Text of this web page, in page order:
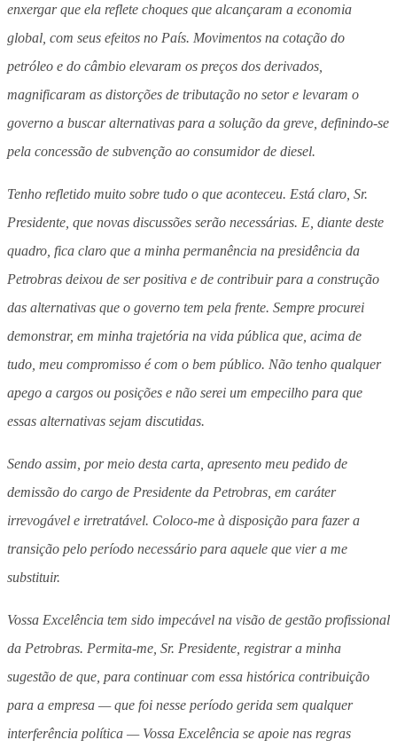
enxergar que ela reflete choques que alcançaram a economia
global, com seus efeitos no País. Movimentos na cotação do
petróleo e do câmbio elevaram os preços dos derivados,
magnificaram as distorções de tributação no setor e levaram o
governo a buscar alternativas para a solução da greve, definindo-se
pela concessão de subvenção ao consumidor de diesel.
Tenho refletido muito sobre tudo o que aconteceu. Está claro, Sr.
Presidente, que novas discussões serão necessárias. E, diante deste
quadro, fica claro que a minha permanência na presidência da
Petrobras deixou de ser positiva e de contribuir para a construção
das alternativas que o governo tem pela frente. Sempre procurei
demonstrar, em minha trajetória na vida pública que, acima de
tudo, meu compromisso é com o bem público. Não tenho qualquer
apego a cargos ou posições e não serei um empecilho para que
essas alternativas sejam discutidas.
Sendo assim, por meio desta carta, apresento meu pedido de
demissão do cargo de Presidente da Petrobras, em caráter
irrevogável e irretratável. Coloco-me à disposição para fazer a
transição pelo período necessário para aquele que vier a me
substituir.
Vossa Excelência tem sido impecável na visão de gestão profissional
da Petrobras. Permita-me, Sr. Presidente, registrar a minha
sugestão de que, para continuar com essa histórica contribuição
para a empresa — que foi nesse período gerida sem qualquer
interferência política — Vossa Excelência se apoie nas regras